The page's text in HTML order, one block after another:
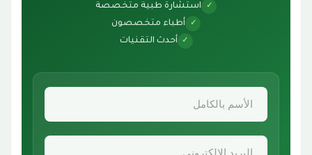
✓ استشارة طبية متخصصة
✓ أطباء متخصصون
✓ أحدث التقنيات